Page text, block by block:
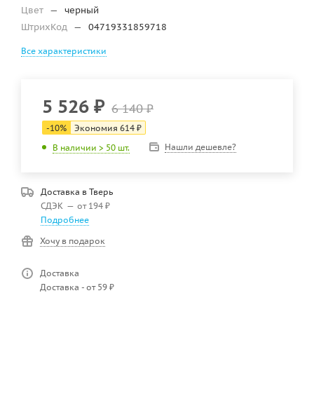
Цвет —
черный
ШтрихКод — 04719331859718
Все характеристики
5 526 ₽ 6 140₽
-10% Экономия 614 ₽
В наличии > 50 шт.
Нашли дешевле?
Доставка в Тверь
СДЭК — от 194 ₽
Подробнее
Хочу в подарок
Доставка
Доставка - от 59 ₽